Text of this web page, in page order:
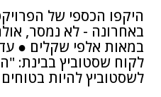
היקפו הכספי של
באחרונה - לא נמסר,
במאות אלפי שקלים ●
לקוח שסטוביץ בבינת:
לשסטוביץ להיות